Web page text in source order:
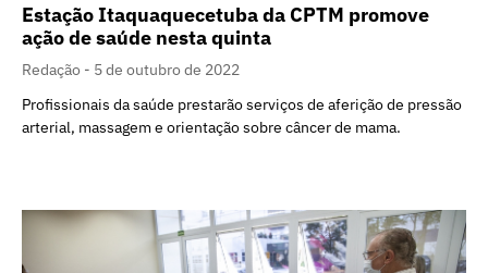
Estação Itaquaquecetuba da CPTM promove
ação de saúde nesta quinta
Redação
5 de outubro de 2022
Profissionais da saúde prestarão serviços de aferição de pressão
arterial, massagem e orientação sobre câncer de mama.